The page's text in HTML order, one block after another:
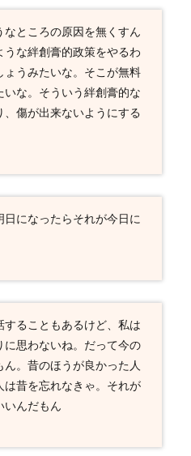
ところの原因を無くすん
うな絆創膏的政策をやるわ
うみたいな。そこが無料
な。そういう絆創膏的な
傷が出来ないようにする
になったらそれが今日に
ることもあるけど、私は
思わないね。だって今の
。昔のほうが良かった人
昔を忘れなきゃ。それが
いんだもん